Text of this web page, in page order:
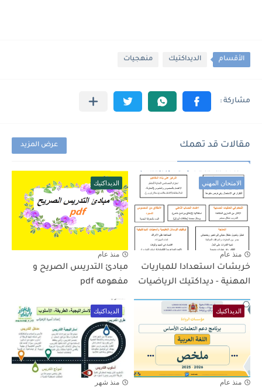
الأقسام الديداكتيك منهجيات
مقالات قد تهمك عرض المزيد
الامتحان المهني
منذ عام
خربشات استعدادا للمباريات
المهنية - ديداكتيك الرياضيات
الديداكتيك
منذ عام
مبادئ التدريس الصريح و
مفهومه pdf
الديداكتيك
منذ عام
الديداكتيك
منذ شهر